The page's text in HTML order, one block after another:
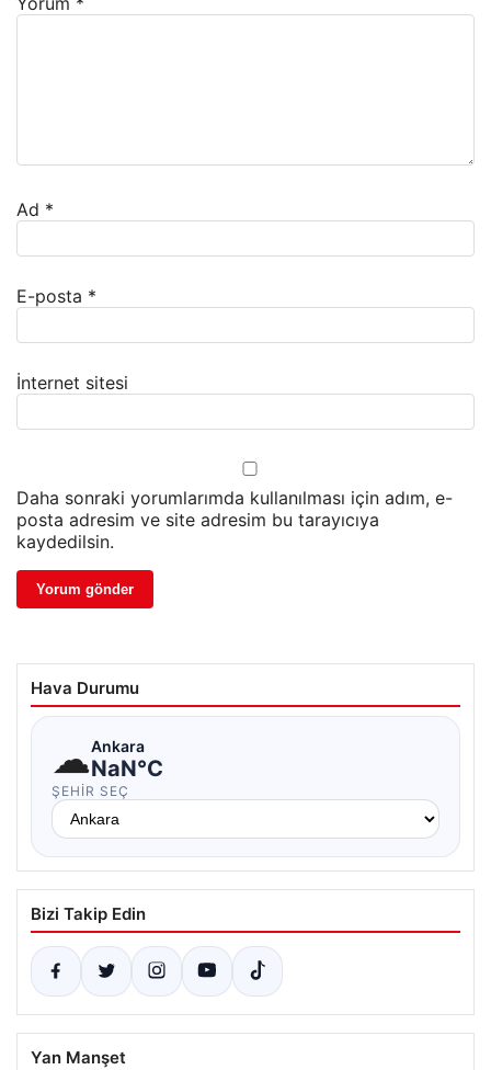
Ad *
E-posta *
İnternet sitesi
Daha sonraki yorumlarımda kullanılması için adım, e-
posta adresim ve site adresim bu tarayıcıya
kaydedilsin.
Hava Durumu
☁Ankara
NaN°C
ŞEHIR SEÇ
Bizi Takip Edin
Yan Manşet